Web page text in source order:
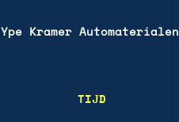
Ype Kramer Automaterialen
TIJD